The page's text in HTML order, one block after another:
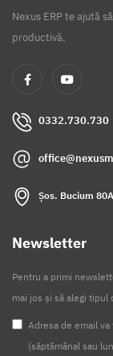
Nexus ERP te ajută
productivă.
0332.730.730
Șos. Bucium
Newsletter
Pentru a primi
mai jos și să alegi tipul
Adresa de email
(săptămânal sau